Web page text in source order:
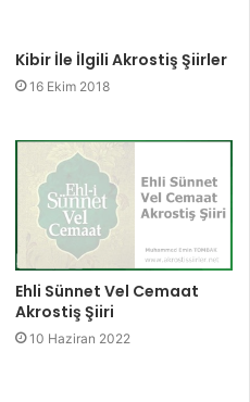
Kibir İle İlgili Akrostiş Şiirler
16 Ekim 2018
Ehli Sünnet Vel Cemaat
Akrostiş Şiiri
10 Haziran 2022